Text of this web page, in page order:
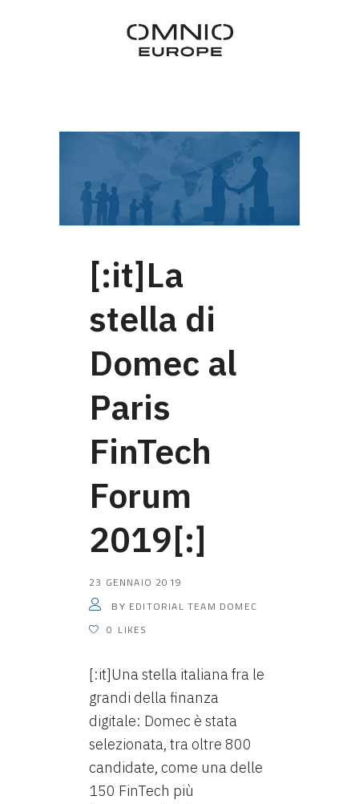
[:it]La
stella di
Domec al
Paris
FinTech
Forum
2019[:]
23 GENNAIO 2019
BY EDITORIAL TEAM DOMEC
0 LIKES
[:it]Una stella italiana fra le
grandi della finanza
digitale: Domec è stata
selezionata, tra oltre 800
candidate, come una delle
150 FinTech più